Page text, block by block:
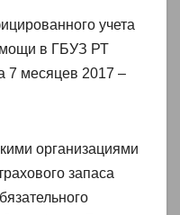
учета
в ГБУЗ РТ
7 месяцев 2017 –
организациями
запаса